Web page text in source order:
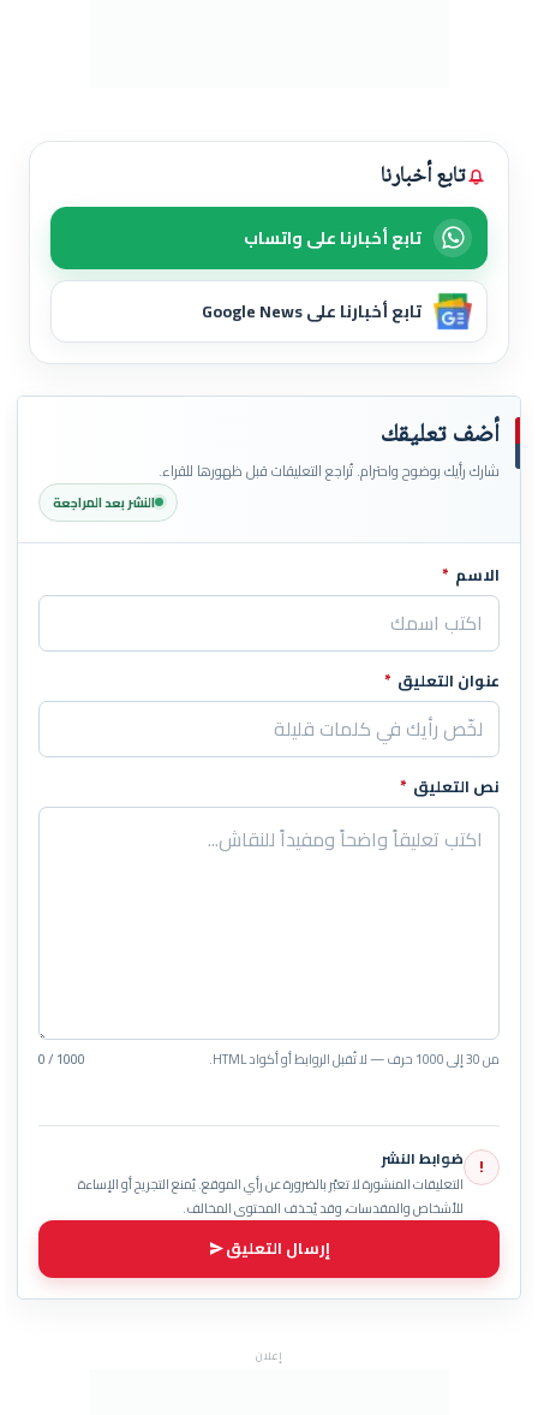
تابع أخبارنا
تابع أخبارنا على واتساب
تابع أخبارنا على Google News
أضف تعليقك
شارك رأيك بوضوح واحترام. تُراجع التعليقات قبل ظهورها للقراء.
النشر بعد المراجعة
اترك هذا الحقل فارغاً
الاسم *
عنوان التعليق *
نص التعليق *
من 30 إلى 1000 حرف — لا تُقبل الروابط أو أكواد HTML. 0 / 1000
! ضوابط النشر
التعليقات المنشورة لا تعبّر بالضرورة عن رأي الموقع. يُمنع التجريح أو الإساءة
للأشخاص والمقدسات، وقد يُحذف المحتوى المخالف.
إرسال التعليق
إعلان